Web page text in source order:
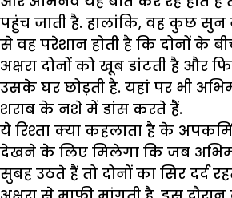
पहुंच जाती है. हालांकि, वह कुछ सुन
से वह परेशान होती है कि दोनों के
अक्षरा दोनों को खूब डांटती है और
उसके घर छोड़ती है. यहां पर भी
शराब के नशे में डांस करते हैं.
ये रिश्ता क्या कहलाता है के
देखने के लिए मिलेगा कि जब
सुबह उठते हैं तो दोनों का सिर दर्द